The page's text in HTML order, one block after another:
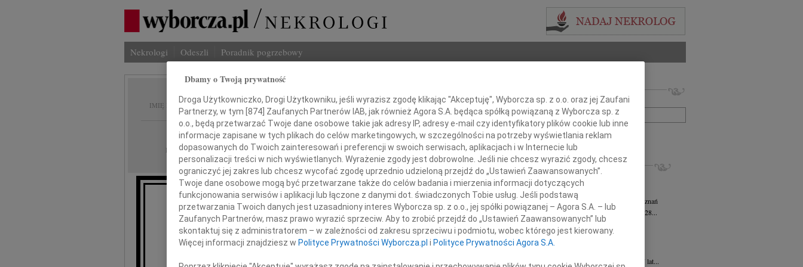
Nekrologi Odeszli Poradnik pogrzebowy
IMIĘ I NAZWISKO: Antoni Mrozek
REGION: Poznań
DATA EMISJI: 15.10.2010
Z wielkim żalem i smutkiem żegnamy naszego
wspaniałego wychowawcę
i wielkiego Przyjaciela młodzieży
Imię i nazwisko lub numer ogłoszenia:
+ szukanie zaawansowane
INNE NEKROLOGI
Tadeusz Kotłowski 05.08.2026
Z ogromnym żalem i bólem w sercu...
Krystyna Kowandywiek: 93
Poznań
Z głębokim żalem zawiadamiamy, że w dniu 28...
Krystyna Janowicz
24.07.2026
"Pan jest Pasterzem moim, niczego mi nie...
Zbigniew Zygmunt
W dniu 9 lipca 2026 roku, zmarł w wieku 87 lat...
Dbamy o Twoją prywatność
Droga Użytkowniczko, Drogi Użytkowniku, jeśli wyrazisz zgodę klikając "Akceptuję", Wyborcza sp. z o.o. oraz jej Zaufani
Partnerzy, w tym [874] Zaufanych Partnerów IAB, jak również Agora S.A. będąca spółką powiązaną z Wyborcza sp. z
o.o., będą przetwarzać Twoje dane osobowe takie jak adresy IP, adresy e-mail czy identyfikatory plików cookie lub inne
informacje zapisane w tych plikach do celów marketingowych, w szczególności na potrzeby wyświetlania reklam
dopasowanych do Twoich zainteresowań i preferencji w swoich serwisach, aplikacjach i w Internecie lub
personalizacji treści w nich wyświetlanych. Wyrażenie zgody jest dobrowolne. Jeśli nie chcesz wyrazić zgody, chcesz
ograniczyć jej zakres lub chcesz wycofać zgodę uprzednio udzieloną przejdź do „Ustawień Zaawansowanych”.
Twoje dane osobowe mogą być przetwarzane także do celów badania i mierzenia informacji dotyczących
funkcjonowania serwisów i aplikacji lub łączone z danymi dot. świadczonych Tobie usług. Jeśli podstawą
przetwarzania Twoich danych jest uzasadniony interes Wyborcza sp. z o.o., jej spółki powiązanej – Agora S.A. – lub
Zaufanych Partnerów, masz prawo wyrazić sprzeciw. Aby to zrobić przejdź do „Ustawień Zaawansowanych” lub
skontaktuj się z administratorem – w zależności od zakresu sprzeciwu i podmiotu, wobec którego jest kierowany.
Więcej informacji znajdziesz w Polityce Prywatności Wyborcza.pl i Polityce Prywatności Agora S.A.